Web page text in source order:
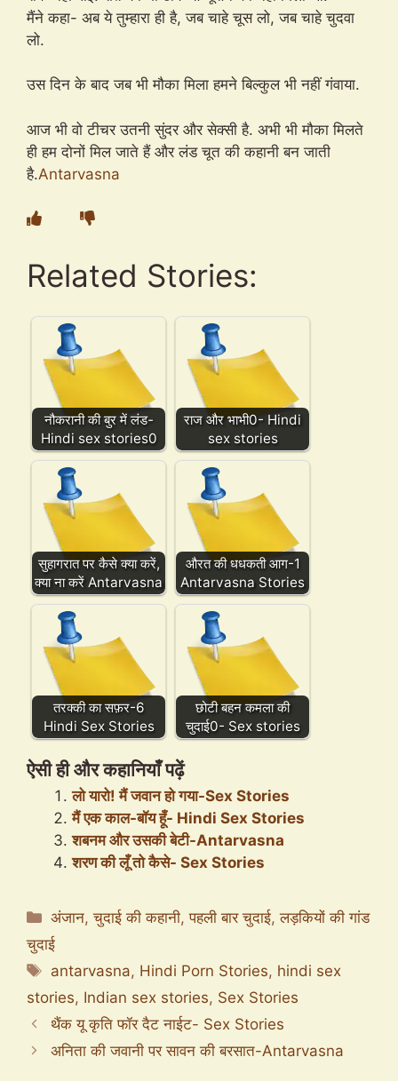
मैंने कहा- अब ये तुम्हारा ही है, जब चाहे चूस लो, जब चाहे चुदवा
लो.
उस दिन के बाद जब भी मौका मिला हमने बिल्कुल भी नहीं गंवाया.
आज भी वो टीचर उतनी सुंदर और सेक्सी है. अभी भी मौका मिलते
ही हम दोनों मिल जाते हैं और लंड चूत की कहानी बन जाती
है.Antarvasna
Related Stories:
नौकरानी की बुर में लंड-
Hindi sex stories0
राज और भाभी0- Hindi
sex stories
सुहागरात पर कैसे क्या करें,
क्या ना करें Antarvasna
औरत की धधकती आग-1
Antarvasna Stories
तरक्की का सफ़र-6
Hindi Sex Stories
छोटी बहन कमला की
चुदाई0- Sex stories
ऐसी ही और कहानियाँ पढ़ें
लो यारो! मैं जवान हो गया-Sex Stories
मैं एक काल-बॉय हूँ- Hindi Sex Stories
शबनम और उसकी बेटी-Antarvasna
शरण की लूँ तो कैसे- Sex Stories
Categories
अंजान,चुदाई की कहानी,पहली बार चुदाई,लड़कियों की गांड
चुदाई
Tags
antarvasna, Hindi Porn Stories, hindi sex
stories, Indian sex stories, Sex Stories
थैंक यू कृति फॉर दैट नाईट- Sex Stories
अनिता की जवानी पर सावन की बरसात-Antarvasna